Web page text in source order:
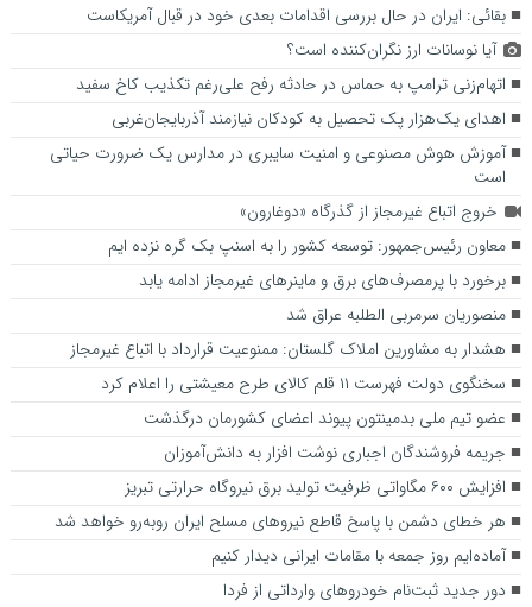
بقائی: ایران در حال بررسی اقدامات بعدی خود در قبال آمریکاست
آیا نوسانات ارز نگران‌کننده است؟
اتهام‌زنی ترامپ به حماس در حادثه رفح علی‌رغم تکذیب کاخ سفید
اهدای یک‌هزار پک تحصیل به کودکان نیازمند آذربایجان‌غربی
آموزش هوش مصنوعی و امنیت سایبری در مدارس یک ضرورت حیاتی
است
خروج اتباع غیرمجاز از گذرگاه «دوغارون»
معاون رئیس‌جمهور: توسعه کشور را به اسنپ بک گره نزده ایم
برخورد با پرمصرف‌های برق و ماینرهای غیرمجاز ادامه یابد
منصوریان سرمربی الطلبه عراق شد
هشدار به مشاورین املاک گلستان: ممنوعیت قرارداد با اتباع غیرمجاز
سخنگوی دولت فهرست ۱۱ قلم کالای طرح معیشتی را اعلام کرد
عضو تیم ملی بدمینتون پیوند اعضای کشورمان درگذشت
جریمه فروشندگان اجباری نوشت افزار به دانش‌آموزان
افزایش ۶۰۰ مگاواتی ظرفیت تولید برق نیروگاه حرارتی تبریز
هر خطای دشمن با پاسخ قاطع نیروهای مسلح ایران روبه‌رو خواهد شد
آماده‌ایم روز جمعه با مقامات ایرانی دیدار کنیم
دور جدید ثبت‌نام خودروهای وارداتی از فردا